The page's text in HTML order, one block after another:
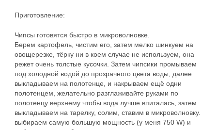
Приготовление:
Чипсы готовятся быстро в микроволновке.
Берем картофель, чистим его, затем мелко шинкуем на
овощерезке, тёрку ни в коем случае не используем, она
режет очень толстые кусочки. Затем чипсики промываем
под холодной водой до прозрачного цвета воды, далее
выкладываем на полотенце, и накрываем ещё одни
полотенцем, желательно разглаживайте руками по
полотенцу верхнему чтобы вода лучше впиталась, затем
выкладываем на тарелку, солим, ставим в микроволновку.
выбираем самую большую мощность (у меня 750 W) и